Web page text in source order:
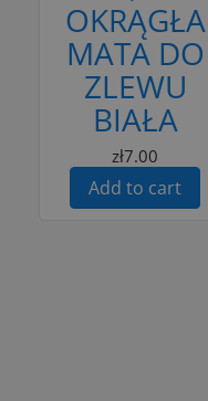
OKRĄGŁA
MATA DO
ZLEWU
BIAŁA
zł7.00
Add to cart